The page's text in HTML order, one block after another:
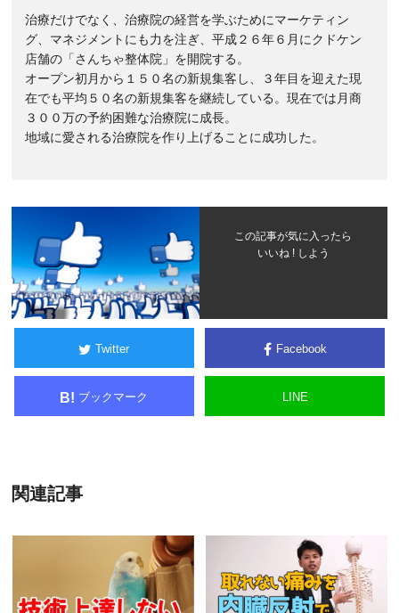
治療だけでなく、治療院の経営を学ぶためにマーケティン
グ、マネジメントにも力を注ぎ、平成２６年６月にクドケン
店舗の「さんちゃ整体院」を開院する。
オープン初月から１５０名の新規集客し、３年目を迎えた現
在でも平均５０名の新規集客を継続している。現在では月商
３００万の予約困難な治療院に成長。
地域に愛される治療院を作り上げることに成功した。
この記事が気に入ったら
いいね ! しよう
Twitter Facebook
B! ブックマーク LINE
関連記事